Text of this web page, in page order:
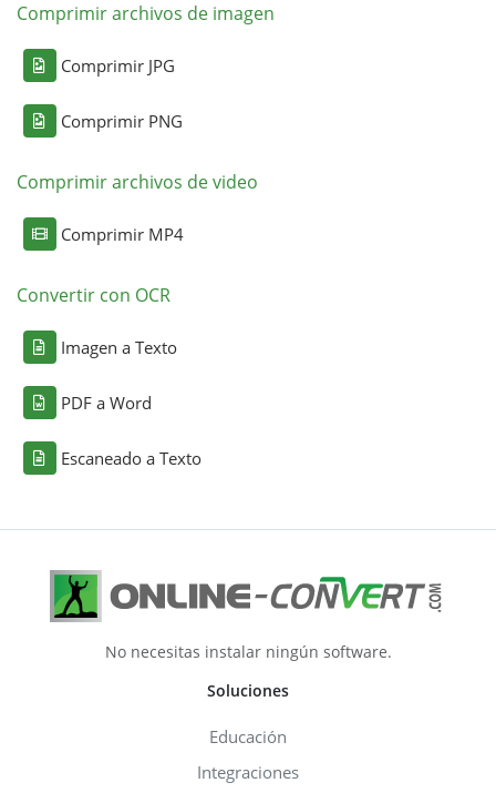
Comprimir archivos de imagen
Comprimir JPG
Comprimir PNG
Comprimir archivos de video
Comprimir MP4
Convertir con OCR
Imagen a Texto
PDF a Word
Escaneado a Texto
No necesitas instalar ningún software.
Soluciones
Educación
Integraciones